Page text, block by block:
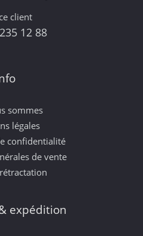
client
12 88
sommes
légales
confidentialité
de vente
expédition